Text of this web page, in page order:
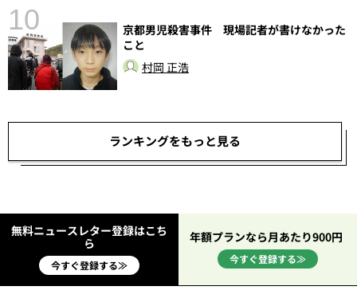
10
京都男児殺害事件 現場記者が書けなかった
こと
村岡 正浩
ランキングをもっと見る
無料ニュースレター登録はこち
ら
今すぐ登録する≫
年額プランなら月あたり900円
今すぐ登録する≫